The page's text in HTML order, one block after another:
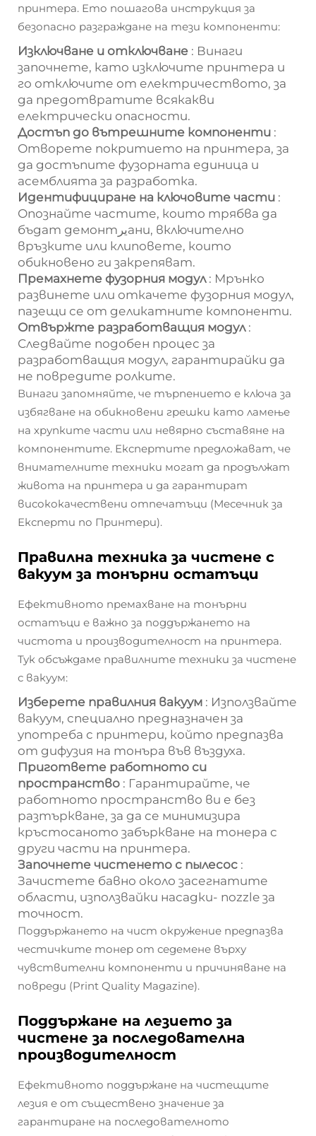
принтера. Ето пошагова инструкция за
безопасно разграждане на тези компоненти:
Изключване и отключване : Винаги
започнете, като изключите принтера и
го отключите от електричеството, за
да предотвратите всякакви
електрически опасности.
Достъп до вътрешните компоненти :
Отворете покритието на принтера, за
да достъпите фузорната единица и
асемблията за разработка.
Идентифициране на ключовите части :
Опознайте частите, които трябва да
бъдат демонтيرани, включително
връзките или клиповете, които
обикновено ги закрепяват.
Премахнете фузорния модул : Мрънко
развинете или откачете фузорния модул,
пазещи се от деликатните компоненти.
Отвържте разработващия модул :
Следвайте подобен процес за
разработващия модул, гарантирайки да
не повредите ролките.
Винаги запомняйте, че търпението е ключа за
избягване на обикновени грешки като ламење
на хрупките части или невярно съставяне на
компонентите. Експертите предложават, че
внимателните техники могат да продължат
живота на принтера и да гарантират
висококачествени отпечатъци (Месечник за
Експерти по Принтери).
Правилна техника за чистене с
вакуум за тонърни остатъци
Ефективното премахване на тонърни
остатъци е важно за поддържането на
чистота и производителност на принтера.
Тук обсъждаме правилните техники за чистене
с вакуум:
Изберете правилния вакуум : Използвайте
вакуум, специално предназначен за
употреба с принтери, който предпазва
от дифузия на тонъра във въздуха.
Пригответе работното си
пространство : Гарантирайте, че
работното пространство ви е без
разтъркване, за да се минимизира
кръстосаното забъркване на тонера с
други части на принтера.
Започнете чистенето с пылесос :
Зачистете бавно около засегнатите
области, използвайки насадки- nozzle за
точност.
Поддържането на чист окружение предпазва
честичките тонер от седемене върху
чувствителни компоненти и причиняване на
повреди (Print Quality Magazine).
Поддържане на лезието за
чистене за последователна
производителност
Ефективното поддържане на чистещите
лезия е от съществено значение за
гарантиране на последователното